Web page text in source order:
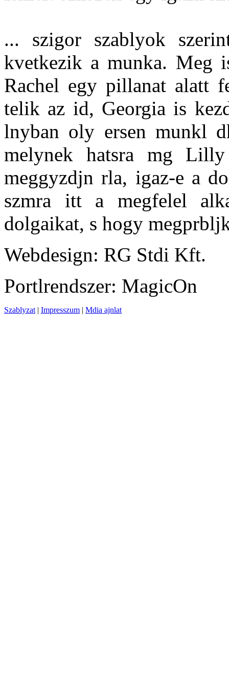
... szigor szablyok
kvetkezik a munka. Meg
Rachel egy pillanat alatt
telik az id, Georgia is
lnyban oly ersen munkl
melynek hatsra mg
meggyzdjn rla, igaz-e a
szmra itt a megfelel
dolgaikat, s hogy
Webdesign: RG Stdi Kft.
Portlrendszer: MagicOn
Szablyzat | Impresszum | Mdia ajnlat